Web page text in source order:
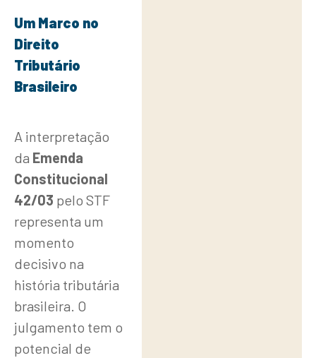
Um Marco no
Direito
Tributário
Brasileiro
A interpretação
da Emenda
Constitucional
42/03 pelo STF
representa um
momento
decisivo na
história tributária
brasileira. O
julgamento tem o
potencial de